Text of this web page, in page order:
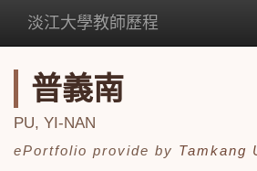
淡江大學教師歷程
普義南
PU, YI-NAN
ePortfolio provide by Tamkang